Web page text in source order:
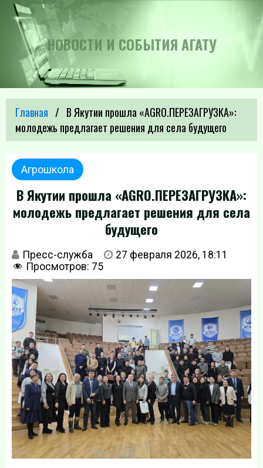
НОВОСТИ И СОБЫТИЯ АГАТУ
Главная
В Якутии прошла «AGRO.ПЕРЕЗАГРУЗКА»:
молодежь предлагает решения для села будущего
Агрошкола
В Якутии прошла «AGRO.ПЕРЕЗАГРУЗКА»:
молодежь предлагает решения для села
будущего
Пресс-служба
27 февраля 2026, 18:11
Просмотров: 75